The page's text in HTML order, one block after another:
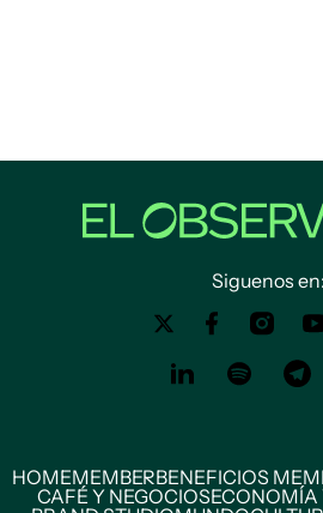
Siguenos en:
HOMEMEMBERBENEFICIOS
CAFÉ Y NEGOCIOSECONOMÍA